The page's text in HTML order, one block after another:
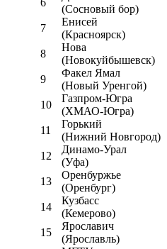
6
(Сосновый бор)
7
Енисей
(Красноярск)
8
Нова
(Новокуйбышевск)
9
Факел Ямал
(Новый Уренгой)
10
Газпром-Югра
(ХМАО-Югра)
11
Горький
(Нижний Новгород)
12
Динамо-Урал
(Уфа)
13
Оренбуржье
(Оренбург)
14
Кузбасс
(Кемерово)
15
Ярославич
(Ярославль)